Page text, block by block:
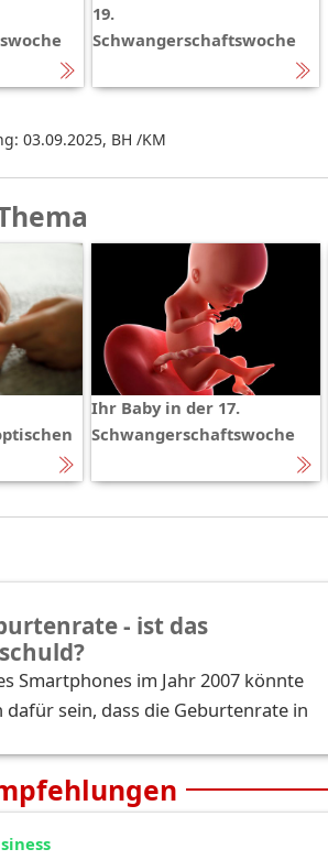
19.
Schwangerschaftswoche
03.09.2025, BH /KM
Ihr Baby in der 17.
Schwangerschaftswoche
- ist das
Smartphones im Jahr 2007 könnte
sein, dass die Geburtenrate in